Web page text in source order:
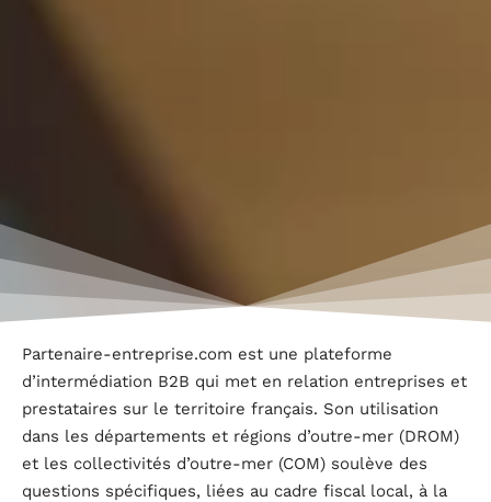
Partenaire-entreprise.com est une plateforme
d’intermédiation B2B qui met en relation entreprises et
prestataires sur le territoire français. Son utilisation
dans les départements et régions d’outre-mer (DROM)
et les collectivités d’outre-mer (COM) soulève des
questions spécifiques, liées au cadre fiscal local, à la